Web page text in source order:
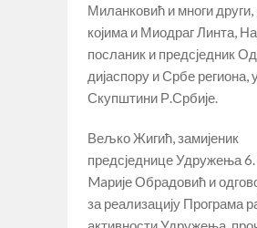
Миланковић и многи
којима и Миодраг Линта,
посланик и предсједник
дијаспору и Србе региона,
Скупштини Р.Србије.
Вељко Жигић, замијеник
предсједнице Удружења
Maрије Обрадовић и
за реализацију Програма